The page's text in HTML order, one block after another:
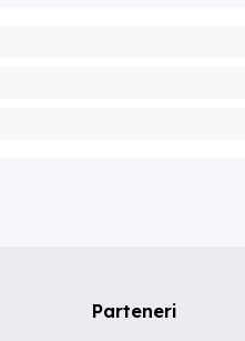
Parteneri